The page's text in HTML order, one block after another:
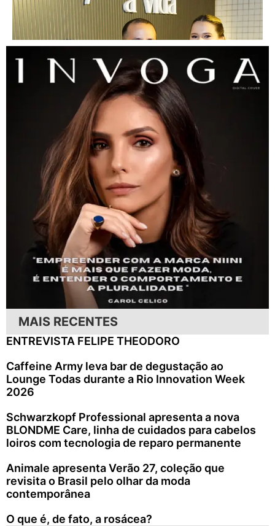
MAIS RECENTES
ENTREVISTA FELIPE THEODORO
Caffeine Army leva bar de degustação ao
Lounge Todas durante a Rio Innovation Week
2026
Schwarzkopf Professional apresenta a nova
BLONDME Care, linha de cuidados para cabelos
loiros com tecnologia de reparo permanente
Animale apresenta Verão 27, coleção que
revisita o Brasil pelo olhar da moda
contemporânea
O que é, de fato, a rosácea?